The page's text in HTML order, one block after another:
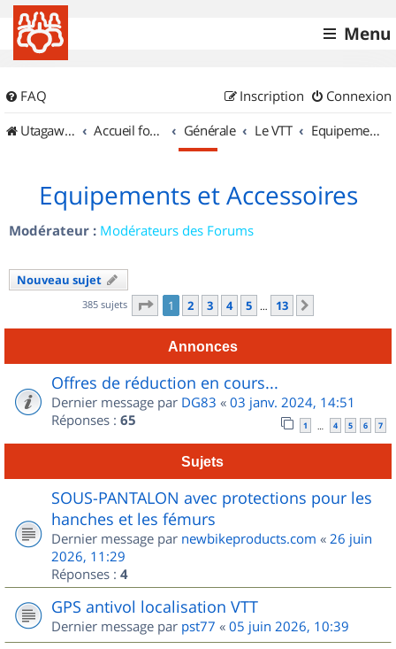
Menu
FAQ Connexion
Inscription
UtagawaVTT (Randos VTT et VTTAE avec traces GPS)
Accueil forum Générale Le VTT Equipements et Accessoires
Equipements et Accessoires
Modérateur : Modérateurs des Forums
Nouveau sujet
385 sujets Page 1sur
1 2 3 4 5 … 13
Annonces
Offres de réduction en cours...
Dernier message par DG83 « 03 janv. 2024, 14:51
Réponses : 65 1 … 4 5 6 7
Sujets
SOUS-PANTALON avec protections pour les
hanches et les fémurs
Dernier message par newbikeproducts.com « 26 juin
2026, 11:29
Réponses : 4
GPS antivol localisation VTT
Dernier message par pst77 « 05 juin 2026, 10:39